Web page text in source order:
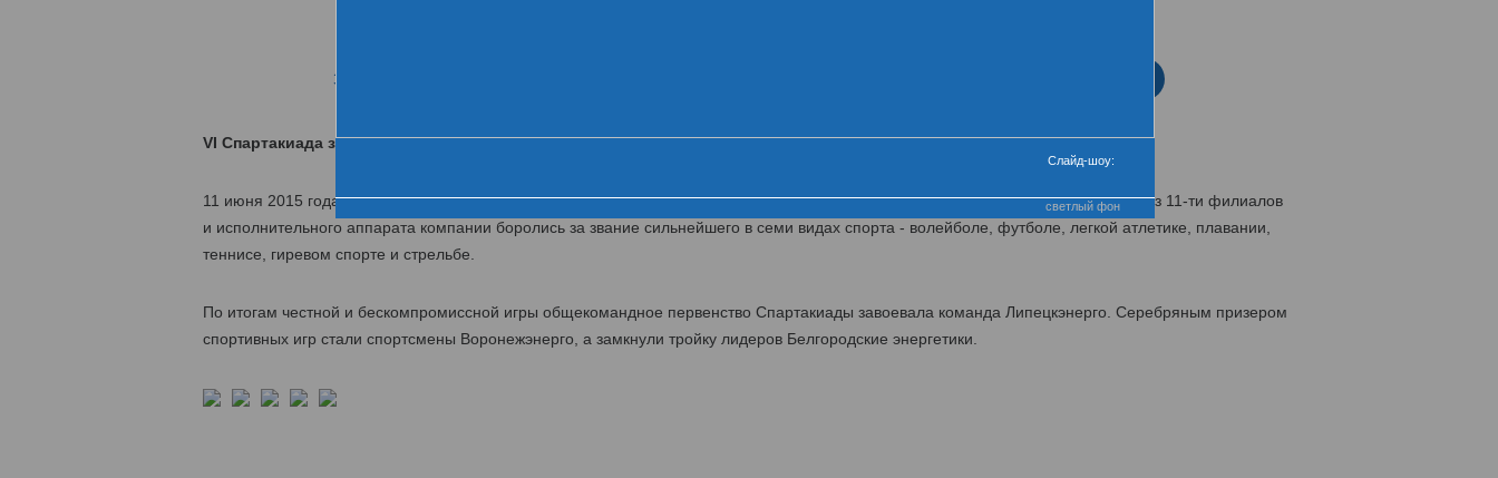
За день до старта
VI Спартакиада завершилась победой липецких энергетиков МРСК Центра
11 июня 2015 года завершилась VI Спартакиада энергетиков МРСК Центра. В течение двух дней 500 спортсменов-энергетиков из 11-ти филиалов
и исполнительного аппарата компании боролись за звание сильнейшего в семи видах спорта - волейболе, футболе, легкой атлетике, плавании,
теннисе, гиревом спорте и стрельбе.
По итогам честной и бескомпромиссной игры общекомандное первенство Спартакиады завоевала команда Липецкэнерго. Серебряным призером
спортивных игр стали спортсмены Воронежэнерго, а замкнули тройку лидеров Белгородские энергетики.
Слайд-шоу:
светлый фон